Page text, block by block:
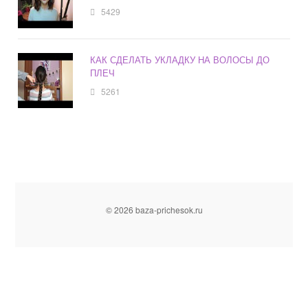
5429
КАК СДЕЛАТЬ УКЛАДКУ НА ВОЛОСЫ ДО
ПЛЕЧ
5261
© 2026 baza-prichesok.ru